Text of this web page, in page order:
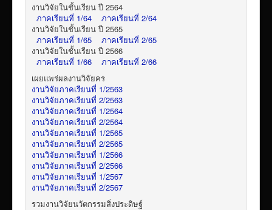
งานวิจัยในชั้นเรียน ปี 2564
ภาคเรียนที่ 1/64
ภาคเรียนที่ 2/64
งานวิจัยในชั้นเรียน ปี 2565
ภาคเรียนที่ 1/65
ภาคเรียนที่ 2/65
งานวิจัยในชั้นเรียน ปี 2566
ภาคเรียนที่ 1/66
ภาคเรียนที่ 2/66
เผยแพร่ผลงานวิจัยคร
งานวิจัยภาคเรียนที่ 1/2563
งานวิจัยภาคเรียนที่ 2/2563
งานวิจัยภาคเรียนที่ 1/2564
งานวิจัยภาคเรียนที่ 2/2564
งานวิจัยภาคเรียนที่ 1/2565
งานวิจัยภาคเรียนที่ 2/2565
งานวิจัยภาคเรียนที่ 1/2566
งานวิจัยภาคเรียนที่ 2/2566
งานวิจัยภาคเรียนที่ 1/2567
งานวิจัยภาคเรียนที่ 2/2567
รวมงานวิจัยนวัตกรรมสิ่งประดิษฐ์